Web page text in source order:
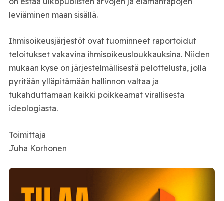
leviäminen maan sisällä.
Ihmisoikeusjärjestöt ovat tuominneet raportoidut
teloitukset vakavina ihmisoikeusloukkauksina. Niiden
mukaan kyse on järjestelmällisestä pelottelusta, jolla
pyritään ylläpitämään hallinnon valtaa ja
tukahduttamaan kaikki poikkeamat virallisesta
ideologiasta.
Toimittaja
Juha Korhonen